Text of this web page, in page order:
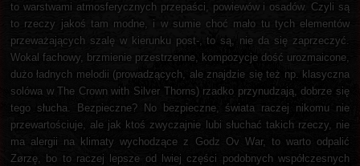
to warstwami atmosferycznych przepaści, powiewów i osadów. Czyli są
to rzeczy jakoś tam modne, i w sumie choć mało tu tych elementów
przeważających szalę w kierunku post-, to są, nie da się zaprzeczyć.
Wokal fachowy, brzmienie przestrzenne, kompozycje dość urozmaicone,
dużo ładnych melodii (prowadzących, ale znajdzie się też np. klasyczna
solówa w The Crown with Silver Thorns) rzadko przynudzają, dobrze się
tego słucha. Bezpieczne? No bezpieczne, świata raczej nikomu nie
przewartościuje, ale jak ktoś zwyczajnie lubi słuchać takich rzeczy, nie
ma alergii na klimaty wychodzące z Godz Ov War, to warto odpalić
Zørzę, bo to raczej lepsze od lwiej części podobnych współczesnych